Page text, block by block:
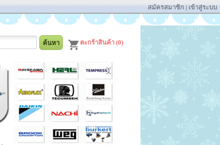
สมัครสมาชิก | เข้าสู่ระบบ
ตะกร้าสินค้า (0)